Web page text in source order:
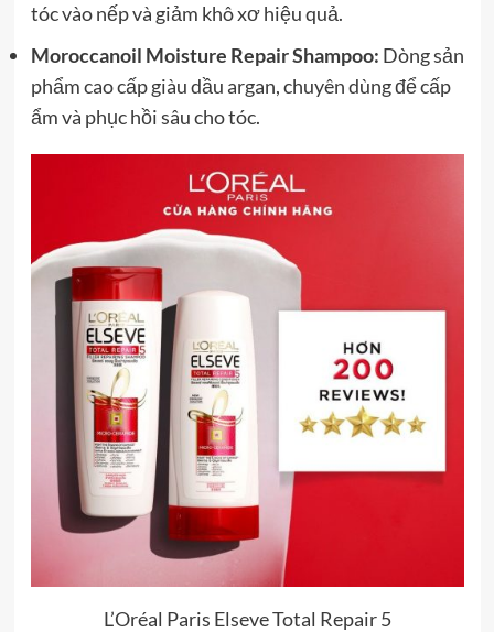
tóc vào nếp và giảm khô xơ hiệu quả.
Moroccanoil Moisture Repair Shampoo: Dòng sản
phẩm cao cấp giàu dầu argan, chuyên dùng để cấp
ẩm và phục hồi sâu cho tóc.
L’Oréal Paris Elseve Total Repair 5